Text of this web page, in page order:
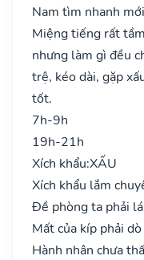
Nam tìm nhanh
Miệng tiếng rất
nhưng làm gì đều
trệ, kéo dài, gặp
tốt.
7h-9h
19h-21h
Xích khẩu:XẤU
Xích khẩu lắm
Đề phòng ta phải
Mất của kíp phải
Hành nhân chưa